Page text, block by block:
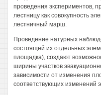
проведения экспериментов,
лестницу как совокупность
лестничный марш.
Проведение натурных
состоящей их отдельных
площадка), создают
ширины участков
зависимости от изменения
соответствующих изменений